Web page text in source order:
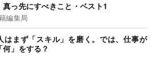
真っ先にすべきこと・ベスト1
編集局
はまず「スキル」を磨く。では、仕事が
」をする？